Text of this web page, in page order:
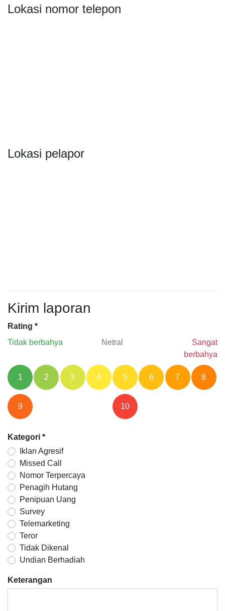
Lokasi nomor telepon
Lokasi pelapor
Kirim laporan
Rating *
Tidak berbahya
Netral
Sangat
berbahya
1 2 3 4 5 6 7 8
9 10
Kategori *
Iklan Agresif
Missed Call
Nomor Terpercaya
Penagih Hutang
Penipuan Uang
Survey
Telemarketing
Teror
Tidak Dikenal
Undian Berhadiah
Keterangan